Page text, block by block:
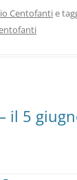
vi
di
Centofantie
– il 5